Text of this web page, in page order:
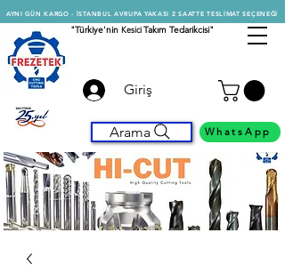
AYNI GÜN KARGO - İSTANBUL AVRUPA YAKASI 2 SAATTE TESLİMAT SEÇENEĞİ
"Türkiye'nin KesiciTakım Tedarikcisi"
Giriş
Arama WhatsApp